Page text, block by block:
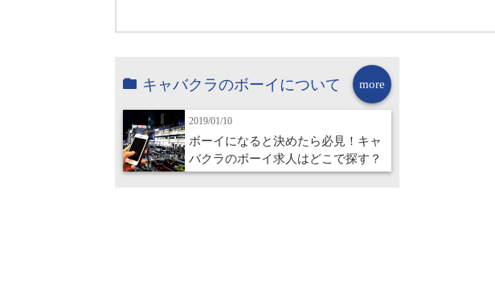
more
キャバクラのボーイについて
2019/01/10
ボーイになると決めたら必見！キャ
バクラのボーイ求人はどこで探す？